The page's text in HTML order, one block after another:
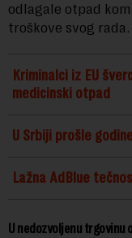
odlagale otpad
troškove svog rada.
Kriminalci iz EU
medicinski otpad
U Srbiji prošle
Lažna AdBlue
U nedozvoljenu trgovinu